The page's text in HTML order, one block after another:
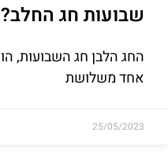
שבועות חג החלב?
החג הלבן חג השבועות,
אחד משלושת
25/05/2023